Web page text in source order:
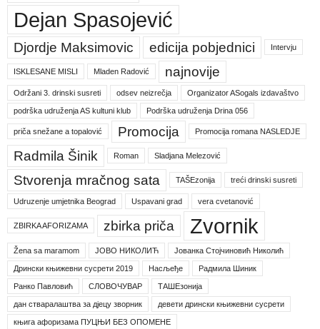
Dejan Spasojević
Djordje Maksimovic edicija pobjednici Intervju
ISKLESANE MISLI Mladen Radović najnovije
Održani 3. drinski susreti odsev neizrečja Organizator ASogals izdavaštvo
podrška udruženja AS kultuni klub Podrška udruženja Drina 056
priča snežane a topalović Promocija Promocija romana NASLEDJE
Radmila Šinik Roman Sladjana Melezović
Stvorenja mračnog sata TAŠEzonija treći drinski susreti
Udruzenje umjetnika Beograd Uspavani grad vera cvetanović
ZBIRKA AFORIZAMA zbirka priča Zvornik
Žena sa maramom ЈОВО НИКОЛИЋ Јованка Стојчиновић Николић
Дрински књижевни сусрети 2019 Насљеђе Радмила Шиник
Ранко Павловић СЛОВОЧУВАР ТАШЕзонија
дан стваралаштва за дјецу зворник девети дрински књижевни сусрети
књига афоризама ПУЦЊИ БЕЗ ОПОМЕНЕ